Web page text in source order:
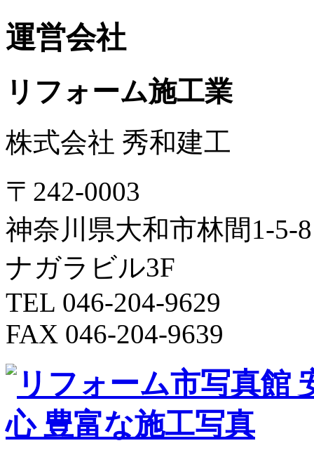
運営会社
リフォーム施工業
株式会社 秀和建工
〒242-0003
神奈川県大和市林間1-5-8
ナガラビル3F
TEL 046-204-9629
FAX 046-204-9639